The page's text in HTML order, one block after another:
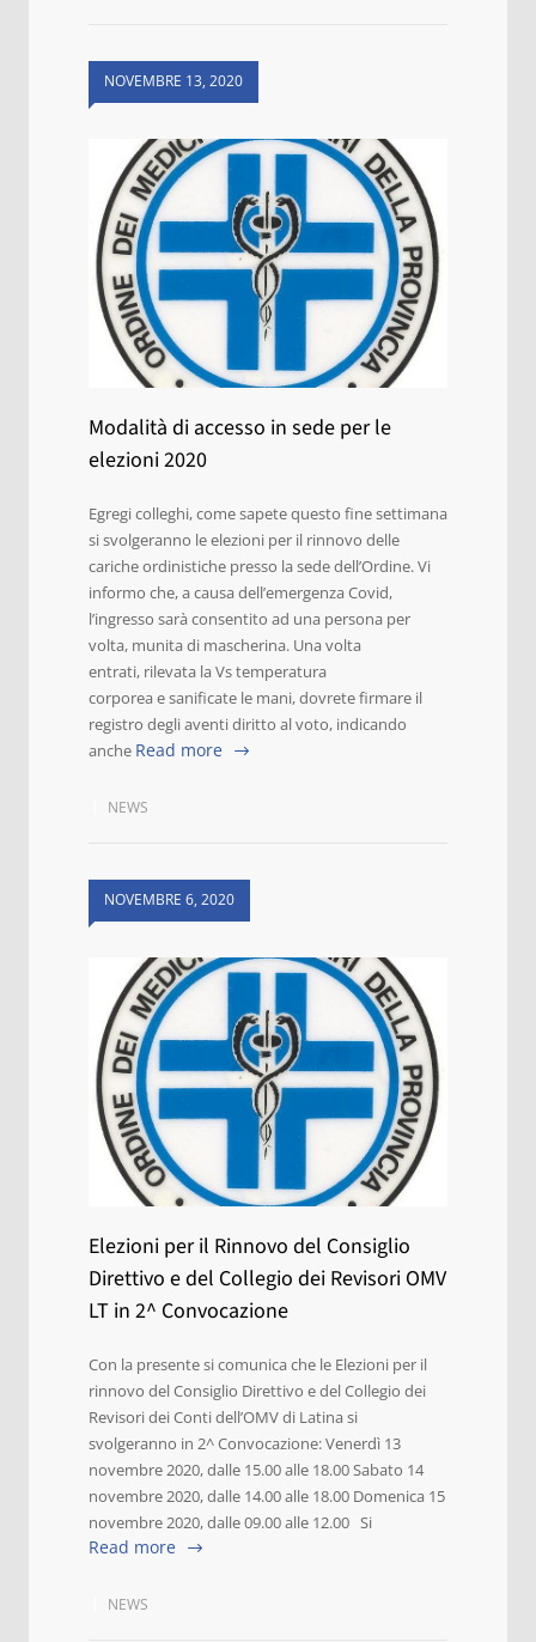
NOVEMBRE 13, 2020
Modalità di accesso in sede per le
elezioni 2020
Egregi colleghi, come sapete questo fine settimana
si svolgeranno le elezioni per il rinnovo delle
cariche ordinistiche presso la sede dell’Ordine. Vi
informo che, a causa dell’emergenza Covid,
l’ingresso sarà consentito ad una persona per
volta, munita di mascherina. Una volta
entrati, rilevata la Vs temperatura
corporea e sanificate le mani, dovrete firmare il
registro degli aventi diritto al voto, indicando
anche Read more
NEWS
NOVEMBRE 6, 2020
Elezioni per il Rinnovo del Consiglio
Direttivo e del Collegio dei Revisori OMV
LT in 2^ Convocazione
Con la presente si comunica che le Elezioni per il
rinnovo del Consiglio Direttivo e del Collegio dei
Revisori dei Conti dell’OMV di Latina si
svolgeranno in 2^ Convocazione: Venerdì 13
novembre 2020, dalle 15.00 alle 18.00 Sabato 14
novembre 2020, dalle 14.00 alle 18.00 Domenica 15
novembre 2020, dalle 09.00 alle 12.00 Si
Read more
NEWS